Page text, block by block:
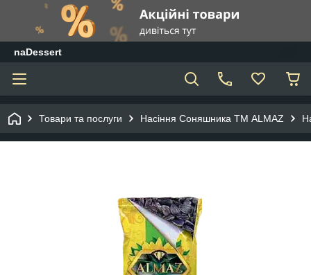
naDessert
Товари та послуги Насіння Соняшника ТМ ALMAZ